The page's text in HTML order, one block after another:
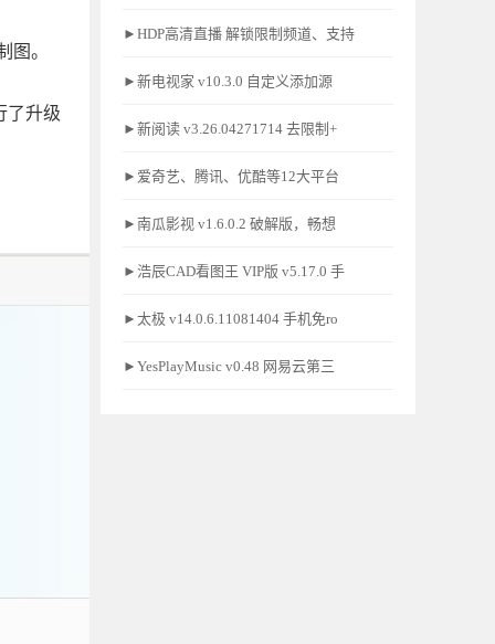
►HDP高清直播 解锁限制频道、支持
►新电视家 v10.3.0 自定义添加源
►新阅读 v3.26.04271714 去限制+
►爱奇艺、腾讯、优酷等12大平台
►南瓜影视 v1.6.0.2 破解版，畅想
►浩辰CAD看图王 VIP版 v5.17.0 手
►太极 v14.0.6.11081404 手机免ro
►YesPlayMusic v0.48 网易云第三
图。
了升级